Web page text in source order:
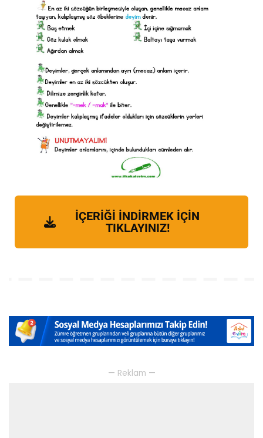
İÇERİĞİ İNDİRMEK İÇİN
TIKLAYINIZ!
— Reklam —